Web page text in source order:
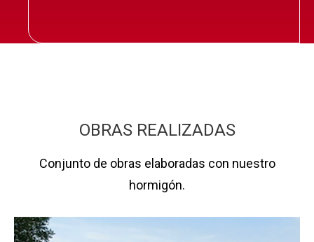
OBRAS REALIZADAS
Conjunto de obras elaboradas con nuestro
hormigón.